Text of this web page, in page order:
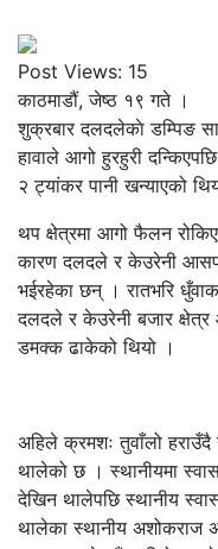
Post Views: 15
काठमाडौं, जेष्ठ १९ गते ।
शुक्रबार दलदलेकाे डम्पिङ
हावाले आगो हुरहुरी
२ ट्यांकर पानी खन्याएको
थप क्षेत्रमा आगो फैलन
कारण दलदले र केउरेनी
भईरहेका छन् । रातभरि
दलदले र केउरेनी बजार
डमक्क ढाकेको थियो ।
अहिले क्रमशः तुवाँलो
थालेको छ । स्थानीयमा
देखिन थालेपछि स्थानीय
थालेका स्थानीय अशोकराज